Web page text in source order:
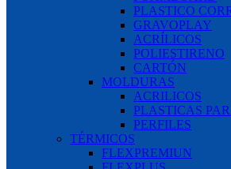
PLASTICO
GRAVOPLAY
ACRÍLICOS
POLIESTIRENO
CARTÓN
MOLDURAS
ACRILICOS
PLASTICAS
PERFILES
TÉRMICOS
FLEXPREMIUN